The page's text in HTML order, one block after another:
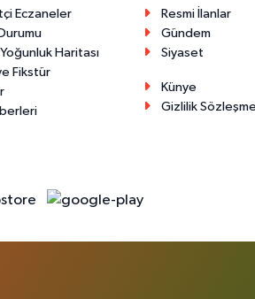
Eczaneler
Haritası
Fikstür
Resmi İlanlar
Gündem
Siyaset
Künye
Gizlilik